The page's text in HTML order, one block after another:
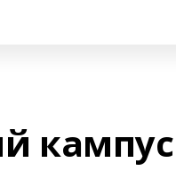
кампус